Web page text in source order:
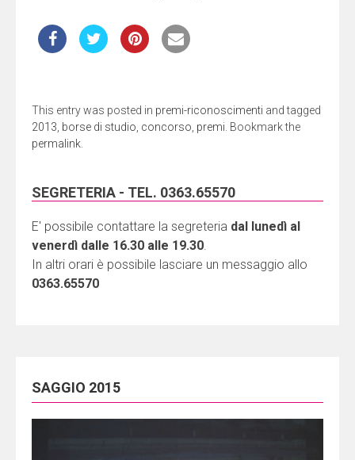
This entry was posted in premi-riconoscimenti and tagged
2013 borse di studio concorso premi . Bookmark the
permalink
SEGRETERIA - TEL. 0363.65570
E' possibile contattare la segreteria dal lunedì al
venerdì dalle 16.30 alle 19.30.
In altri orari è possibile lasciare un messaggio allo
0363.65570
SAGGIO 2015